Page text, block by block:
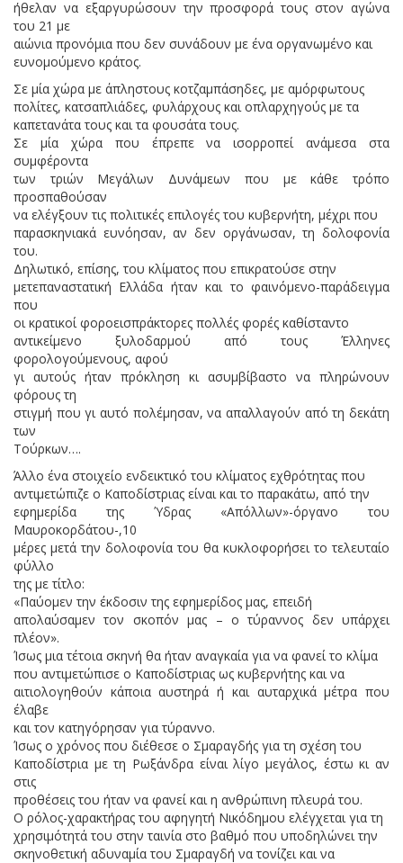
ήθελαν να εξαργυρώσουν την προσφορά τους στον αγώνα
του 21 με
αιώνια προνόμια που δεν συνάδουν με ένα οργανωμένο και
ευνομούμενο κράτος.
Σε μία χώρα με άπληστους κοτζαμπάσηδες, με αμόρφωτους
πολίτες, κατσαπλιάδες, φυλάρχους και οπλαρχηγούς με τα
καπετανάτα τους και τα φουσάτα τους.
Σε μία χώρα που έπρεπε να ισορροπεί ανάμεσα στα
συμφέροντα
των τριών Μεγάλων Δυνάμεων που με κάθε τρόπο
προσπαθούσαν
να ελέγξουν τις πολιτικές επιλογές του κυβερνήτη, μέχρι που
παρασκηνιακά ευνόησαν, αν δεν οργάνωσαν, τη δολοφονία
του.
Δηλωτικό, επίσης, του κλίματος που επικρατούσε στην
μετεπαναστατική Ελλάδα ήταν και το φαινόμενο-παράδειγμα
που
οι κρατικοί φοροεισπράκτορες πολλές φορές καθίσταντο
αντικείμενο ξυλοδαρμού από τους Έλληνες
φορολογούμενους, αφού
γι αυτούς ήταν πρόκληση κι ασυμβίβαστο να πληρώνουν
φόρους τη
στιγμή που γι αυτό πολέμησαν, να απαλλαγούν από τη δεκάτη
των
Τούρκων….
Άλλο ένα στοιχείο ενδεικτικό του κλίματος εχθρότητας που
αντιμετώπιζε ο Καποδίστριας είναι και το παρακάτω, από την
εφημερίδα της Ύδρας «Απόλλων»-όργανο του
Μαυροκορδάτου-,10
μέρες μετά την δολοφονία του θα κυκλοφορήσει το τελευταίο
φύλλο
της με τίτλο:
«Παύομεν την έκδοσιν της εφημερίδος μας, επειδή
απολαύσαμεν τον σκοπόν μας – ο τύραννος δεν υπάρχει
πλέον».
Ίσως μια τέτοια σκηνή θα ήταν αναγκαία για να φανεί το κλίμα
που αντιμετώπισε ο Καποδίστριας ως κυβερνήτης και να
αιτιολογηθούν κάποια αυστηρά ή και αυταρχικά μέτρα που
έλαβε
και τον κατηγόρησαν για τύραννο.
Ίσως ο χρόνος που διέθεσε ο Σμαραγδής για τη σχέση του
Καποδίστρια με τη Ρωξάνδρα είναι λίγο μεγάλος, έστω κι αν
στις
προθέσεις του ήταν να φανεί και η ανθρώπινη πλευρά του.
Ο ρόλος-χαρακτήρας του αφηγητή Νικόδημου ελέγχεται για τη
χρησιμότητά του στην ταινία στο βαθμό που υποδηλώνει την
σκηνοθετική αδυναμία του Σμαραγδή να τονίζει και να